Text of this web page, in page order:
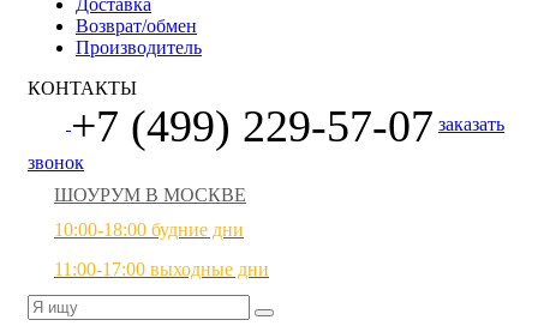
Возврат/обмен
Производитель
КОНТАКТЫ
+7 (499) 229-57-07 заказать
звонок
ШОУРУМ В МОСКВЕ
10:00-18:00 будние дни
11:00-17:00 выходные дни